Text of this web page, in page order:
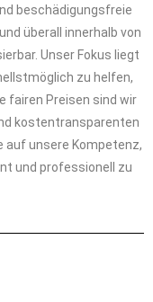
beschädigungsfreie
überall innerhalb von
Unser Fokus liegt
zu helfen,
fairen Preisen sind wir
kostentransparenten
auf unsere Kompetenz,
und professionell zu